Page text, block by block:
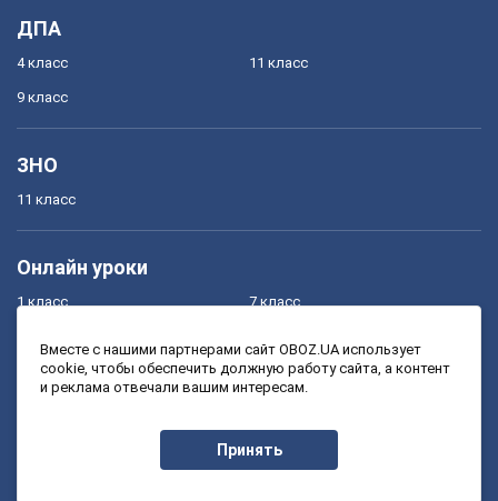
ДПА
4 класс
9 класс
11 класс
ЗНО
11 класс
Онлайн уроки
1 класс
3 класс
7 класс
9 класс
Вместе с нашими партнерами сайт OBOZ.UA использует
cookie, чтобы обеспечить должную работу сайта, а контент
и реклама отвечали вашим интересам.
Принять